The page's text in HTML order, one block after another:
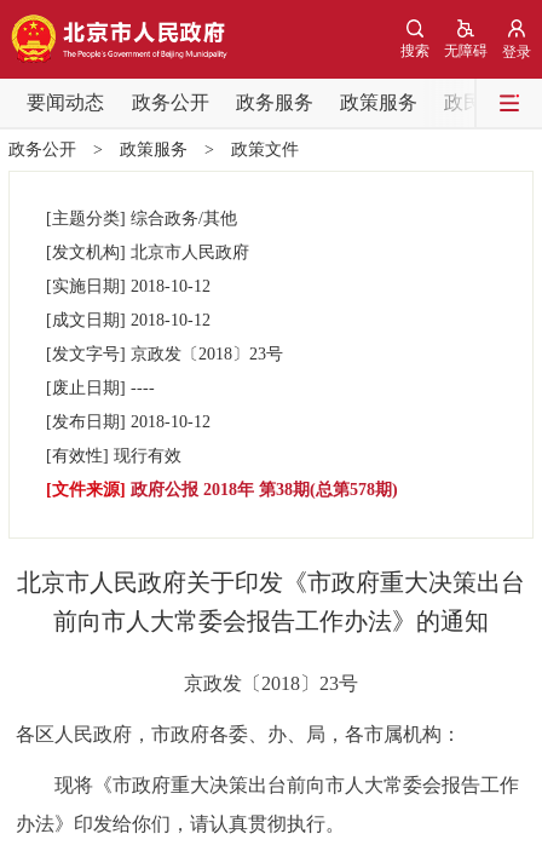
登录
无障碍
搜索
要闻动态 政务公开 政务服务 政策服务 政民互动
要闻动态
党中央精神 国务院信息
北京要闻
政务公开
市领导
政策兑现 政策解读
决策公开 专题公开
政务服务
法人服务
阳光政务
政务公开> 政策服务 > 政策文件
[主题分类] 综合政务/其他
[发文机构] 北京市人民政府
[实施日期] 2018-10-12
[成文日期] 2018-10-12
[发文字号] 京政发〔2018〕 23号
[废止日期] ----
[发布日期] 2018-10-12
[有效性] 现行有效
[文件来源] 政府公报 2018年 第38期(总第578期)
北京市人民政府关于印发《市政府重大决策出台
前向市人大常委会报告工作办法》的通知
京政发〔2018〕23号
各区人民政府，市政府各委、办、局，各市属机构：
现将《市政府重大决策出台前向市人大常委会报告工作
办法》印发给你们，请认真贯彻执行。